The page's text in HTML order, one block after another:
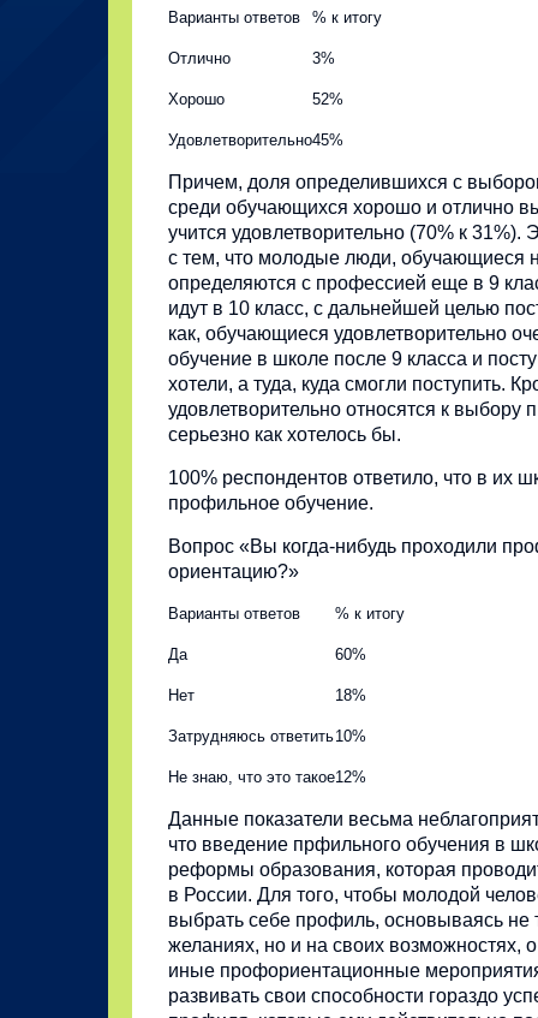
Варианты ответов % к итогу
Отлично 3%
Хорошо 52%
Удовлетворительно45%
Причем, доля определившихся с
среди обучающихся хорошо и отлично
учится удовлетворительно (70% к 31%).
с тем, что молодые люди, обучающиеся
определяются с профессией еще в 9
идут в 10 класс, с дальнейшей целью
как, обучающиеся удовлетворительно
обучение в школе после 9 класса и
хотели, а туда, куда смогли поступить.
удовлетворительно относятся к выбору
серьезно как хотелось бы.
100% респондентов ответило, что в их
профильное обучение.
Вопрос «Вы когда-нибудь проходили
ориентацию?»
Варианты ответов % к итогу
Да 60%
Нет 18%
Затрудняюсь ответить10%
Не знаю, что это такое12%
Данные показатели весьма
что введение прфильного обучения в
реформы образования, которая
в России. Для того, чтобы молодой
выбрать себе профиль, основываясь не
желаниях, но и на своих возможностях,
иные профориентационные
развивать свои способности гораздо